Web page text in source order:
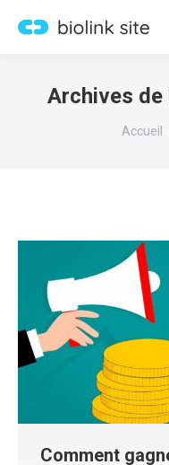
Archives de
Vous
Accueil
Comment